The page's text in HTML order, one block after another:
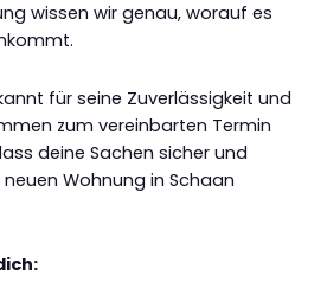
wissen wir genau, worauf es
für seine Zuverlässigkeit und
zum vereinbarten Termin
deine Sachen sicher und
Wohnung in Schaan